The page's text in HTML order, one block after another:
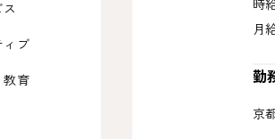
ィブ
教育
時
月
勤
京